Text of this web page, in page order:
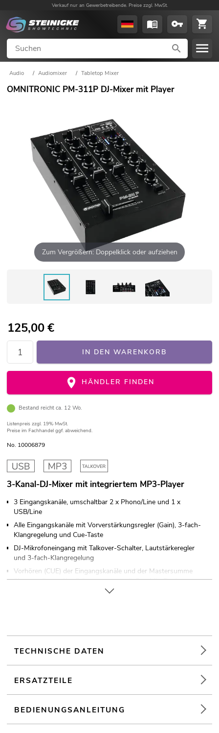
Verkauf nur an Gewerbetreibende. Preise zzgl. MwSt.
Audio / Audiomixer / Tabletop Mixer
OMNITRONIC PM-311P DJ-Mixer mit Player
Zum Vergrößern: Doppelklick oder aufziehen
125,00€
IN DEN WARENKORB
HÄNDLER FINDEN
Bestand reicht ca. 12 Wo.
Listenpreis zzgl. 19% MwSt.
Preise im Fachhandel ggf. abweichend.
No. 10006879
3-Kanal-DJ-Mixer mit integriertem MP3-Player
3 Eingangskanäle, umschaltbar 2 x Phono/Line und 1 x
USB/Line
Alle Eingangskanäle mit Vorverstärkungsregler (Gain), 3-fach-
Klangregelung und Cue-Taste
DJ-Mikrofoneingang mit Talkover-Schalter, Lautstärkeregler
und 3-fach-Klangregelung
Vorhören (CUE) der Eingangskanäle und der Mastersumme
über regelbaren Kopfhörerausgang, mit Cue-Mix-Regler
Crossfader zum Überblenden zwischen den Phono/Line-
Tischpultgehäuse
Für Anwendungsgebiete wie zum Beispiel: Partykeller; Mobile
DJs / Alleinunterhalter; mobilen Einsatz
TECHNISCHE DATEN
ERSATZTEILE
BEDIENUNGSANLEITUNG